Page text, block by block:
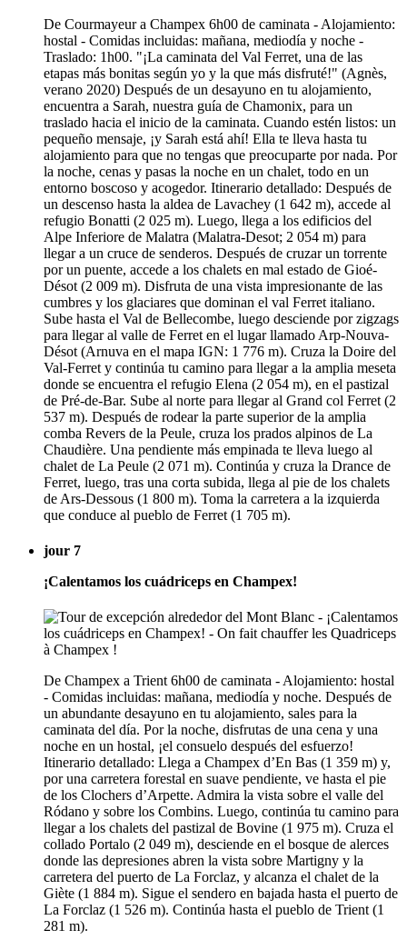
De Courmayeur a Champex 6h00 de caminata - Alojamiento:
hostal - Comidas incluidas: mañana, mediodía y noche -
Traslado: 1h00. "¡La caminata del Val Ferret, una de las
etapas más bonitas según yo y la que más disfruté!" (Agnès,
verano 2020) Después de un desayuno en tu alojamiento,
encuentra a Sarah, nuestra guía de Chamonix, para un
traslado hacia el inicio de la caminata. Cuando estén listos: un
pequeño mensaje, ¡y Sarah está ahí! Ella te lleva hasta tu
alojamiento para que no tengas que preocuparte por nada. Por
la noche, cenas y pasas la noche en un chalet, todo en un
entorno boscoso y acogedor. Itinerario detallado: Después de
un descenso hasta la aldea de Lavachey (1 642 m), accede al
refugio Bonatti (2 025 m). Luego, llega a los edificios del
Alpe Inferiore de Malatra (Malatra-Desot; 2 054 m) para
llegar a un cruce de senderos. Después de cruzar un torrente
por un puente, accede a los chalets en mal estado de Gioé-
Désot (2 009 m). Disfruta de una vista impresionante de las
cumbres y los glaciares que dominan el val Ferret italiano.
Sube hasta el Val de Bellecombe, luego desciende por zigzags
para llegar al valle de Ferret en el lugar llamado Arp-Nouva-
Désot (Arnuva en el mapa IGN: 1 776 m). Cruza la Doire del
Val-Ferret y continúa tu camino para llegar a la amplia meseta
donde se encuentra el refugio Elena (2 054 m), en el pastizal
de Pré-de-Bar. Sube al norte para llegar al Grand col Ferret (2
537 m). Después de rodear la parte superior de la amplia
comba Revers de la Peule, cruza los prados alpinos de La
Chaudière. Una pendiente más empinada te lleva luego al
chalet de La Peule (2 071 m). Continúa y cruza la Drance de
Ferret, luego, tras una corta subida, llega al pie de los chalets
de Ars-Dessous (1 800 m). Toma la carretera a la izquierda
que conduce al pueblo de Ferret (1 705 m).
jour 7
¡Calentamos los cuádriceps en Champex!
De Champex a Trient 6h00 de caminata - Alojamiento: hostal
- Comidas incluidas: mañana, mediodía y noche. Después de
un abundante desayuno en tu alojamiento, sales para la
caminata del día. Por la noche, disfrutas de una cena y una
noche en un hostal, ¡el consuelo después del esfuerzo!
Itinerario detallado: Llega a Champex d’En Bas (1 359 m) y,
por una carretera forestal en suave pendiente, ve hasta el pie
de los Clochers d’Arpette. Admira la vista sobre el valle del
Ródano y sobre los Combins. Luego, continúa tu camino para
llegar a los chalets del pastizal de Bovine (1 975 m). Cruza el
collado Portalo (2 049 m), desciende en el bosque de alerces
donde las depresiones abren la vista sobre Martigny y la
carretera del puerto de La Forclaz, y alcanza el chalet de la
Giète (1 884 m). Sigue el sendero en bajada hasta el puerto de
La Forclaz (1 526 m). Continúa hasta el pueblo de Trient (1
281 m).